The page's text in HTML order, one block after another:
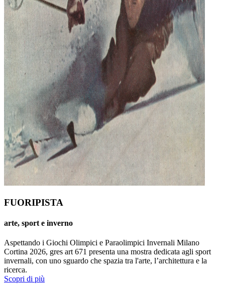
FUORIPISTA
arte, sport e inverno
Aspettando i Giochi Olimpici e Paraolimpici Invernali Milano
Cortina 2026, gres art 671 presenta una mostra dedicata agli sport
invernali, con uno sguardo che spazia tra l'arte, l’architettura e la
ricerca.
Scopri di più